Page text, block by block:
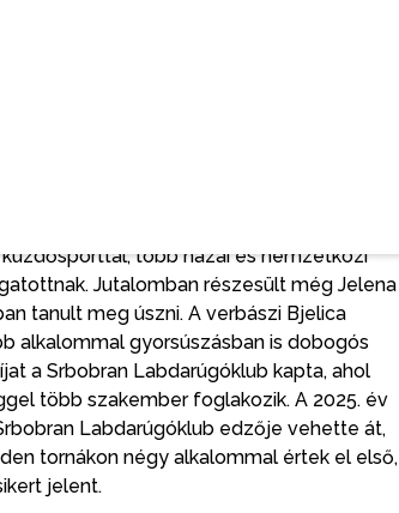
focizni, ma a Crvena Zvezda
mérkőzésen és labdarúgó tornán
több hazai és nemzetközi
Jutalomban részesült még Jelena
tanult meg úszni. A verbászi Bjelica
alkalommal gyorsúszásban is dobogós
a Srbobran Labdarúgóklub kapta, ahol
több szakember foglakozik. A 2025. év
Labdarúgóklub edzője vehette át,
tornákon négy alkalommal értek el első,
jelent.